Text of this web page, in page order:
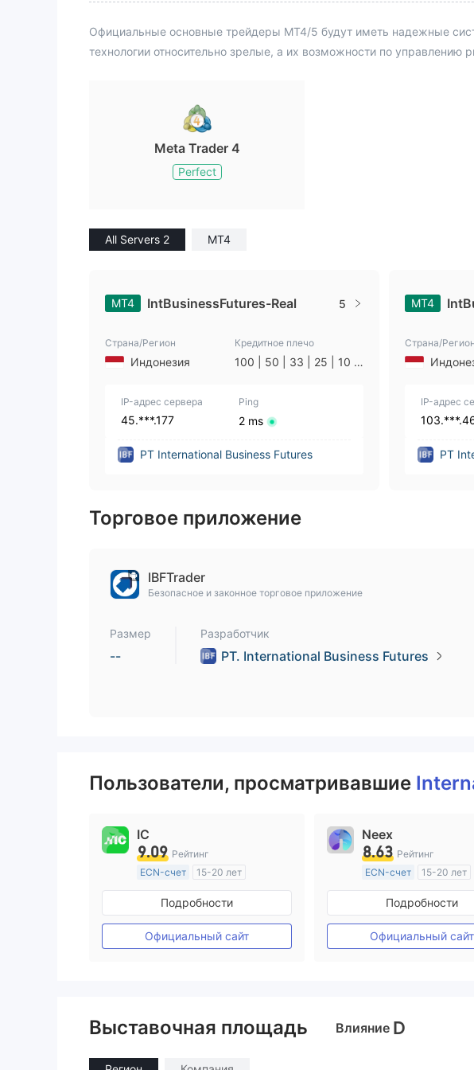
го от кипрского магазина ведр
а, но не от такого брокера, какI
Официальные основные трейдеры MT4/5 будут иметь надежные
технологии относительно зрелые, а их возможности по управлению
Meta Trader 4
Perfect
All Servers 2 MT4
MT4 IntBusinessFutures-Real 5
Страна/Регион
Индонезия
Кредитное плечо
100 | 50 | 33 | 25 | 10 |
IP-адрес сервера
45.***.177
Ping
2 ms
PT International Business Futures
MT4
Страна/Регион
IP-адрес
PT
Торговое приложение
IBFTrader
Безопасное и законное торговое приложение
Размер
--
Разработчик
PT. International Business Futures
Пользователи, просматривавшие
IC
9.09 Рейтинг
ECN-счет
15-20 лет
Регулирование в Австралия
Маркет-Мейкинг (MM)
Основной стандарт MT4
Подробности
Официальный сайт
Neex
8.63 Рейтинг
ECN-счет
15-20 лет
Регулирование в
Маркет-Мейкинг (MM)
Основной стандарт
Подробности
Официальный сайт
Выставочная площадь Влияние D